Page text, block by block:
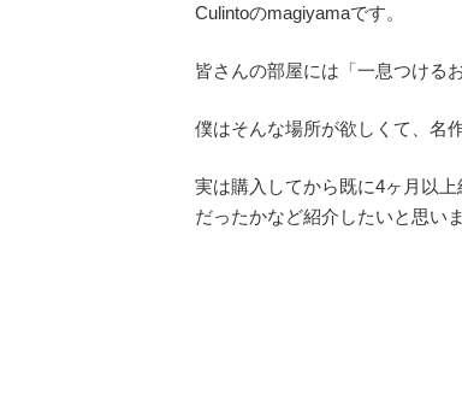
Culintoのmagiyamaです。
皆さんの部屋には「一息つける
僕はそんな場所が欲しくて、名
実は購入してから既に4ヶ月以
だったかなど紹介したいと思いま